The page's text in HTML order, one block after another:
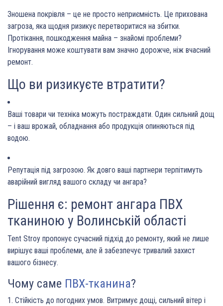
Зношена покрівля – це не просто неприємність. Це прихована
загроза, яка щодня ризикує перетворитися на збитки.
Протікання, пошкодження майна – знайомі проблеми?
Ігнорування може коштувати вам значно дорожче, ніж вчасний
ремонт.
Що ви ризикуєте втратити?
Ваші товари чи техніка можуть постраждати. Один сильний дощ
– і ваш врожай, обладнання або продукція опиняються під
водою.
Репутація під загрозою. Як довго ваші партнери терпітимуть
аварійний вигляд вашого складу чи ангара?
Рішення є: ремонт ангара ПВХ
тканиною у Волинській області
Tent Stroy пропонує сучасний підхід до ремонту, який не лише
вирішує ваші проблеми, але й забезпечує тривалий захист
вашого бізнесу.
Чому саме ПВХ-тканина?
Стійкість до погодних умов. Витримує дощі, сильний вітер і